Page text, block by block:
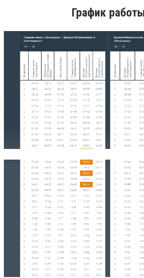
График